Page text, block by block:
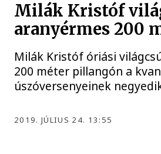
Milák Kristóf
aranyérmes 200
Milák Kristóf óriási
200 méter pillangón a
úszóversenyeinek
2019. JÚLIUS 24. 13:55